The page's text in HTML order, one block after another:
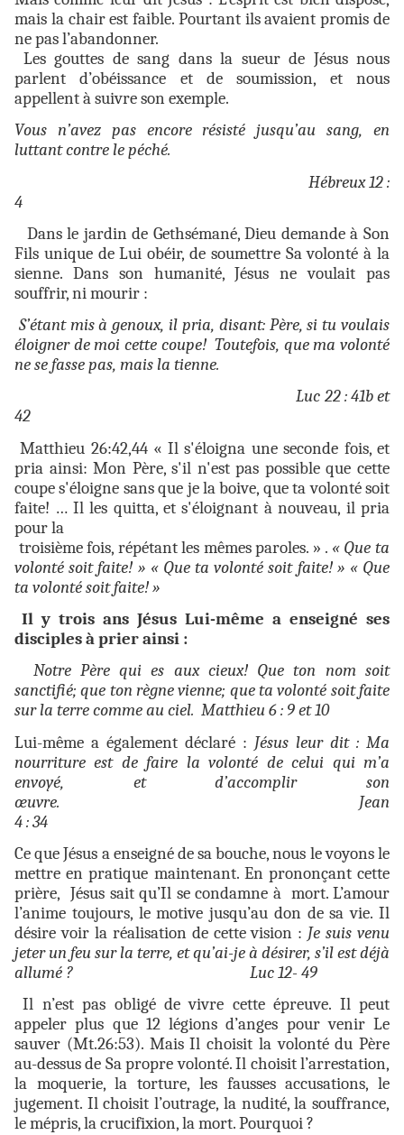
mais la chair est faible. Pourtant ils avaient promis de
ne pas l’abandonner.
Les gouttes de sang dans la sueur de Jésus nous
parlent d’obéissance et de soumission, et nous
appellent à suivre son exemple.
Vous n’avez pas encore résisté jusqu’au sang, en
luttant contre le péché.
Hébreux 12 :
4
Dans le jardin de Gethsémané, Dieu demande à Son
Fils unique de Lui obéir, de soumettre Sa volonté à la
sienne. Dans son humanité, Jésus ne voulait pas
souffrir, ni mourir :
S’étant mis à genoux, il pria, disant: Père, si tu voulais
éloigner de moi cette coupe! Toutefois, que ma volonté
ne se fasse pas, mais la tienne.
Luc 22 : 41b et
42
Matthieu 26:42,44 « Il s'éloigna une seconde fois, et
pria ainsi: Mon Père, s'il n'est pas possible que cette
coupe s'éloigne sans que je la boive, que ta volonté soit
faite! … Il les quitta, et s'éloignant à nouveau, il pria
pour la
troisième fois, répétant les mêmes paroles. » . « Que ta
volonté soit faite! » « Que ta volonté soit faite! » « Que
ta volonté soit faite! »
Il y trois ans Jésus Lui-même a enseigné ses
disciples à prier ainsi :
Notre Père qui es aux cieux! Que ton nom soit
sanctifié; que ton règne vienne; que ta volonté soit faite
sur la terre comme au ciel. Matthieu 6 : 9 et 10
Lui-même a également déclaré : Jésus leur dit : Ma
nourriture est de faire la volonté de celui qui m’a
envoyé, et d’accomplir son
œuvre. Jean
4 : 34
Ce que Jésus a enseigné de sa bouche, nous le voyons le
mettre en pratique maintenant. En prononçant cette
prière, Jésus sait qu’Il se condamne à mort. L’amour
l’anime toujours, le motive jusqu’au don de sa vie. Il
désire voir la réalisation de cette vision : Je suis venu
jeter un feu sur la terre, et qu’ai-je à désirer, s’il est déjà
allumé ?
Luc 12- 49
Il n’est pas obligé de vivre cette épreuve. Il peut
appeler plus que 12 légions d’anges pour venir Le
sauver (Mt.26:53). Mais Il choisit la volonté du Père
au-dessus de Sa propre volonté. Il choisit l’arrestation,
la moquerie, la torture, les fausses accusations, le
jugement. Il choisit l’outrage, la nudité, la souffrance,
le mépris, la crucifixion, la mort. Pourquoi ?